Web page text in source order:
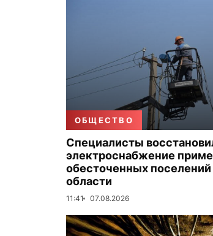
ОБЩЕСТВО
Специалисты
электроснабжение
обесточенных
области
11:41 07.08.2026